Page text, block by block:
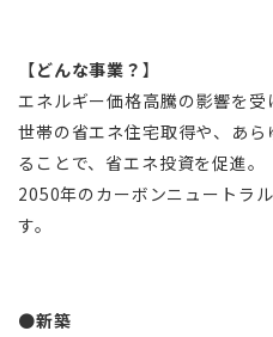
【どんな事業？ 】
エネルギー価格高騰の影響を
世帯の省エネ住宅取得や、あ
ることで、省エネ投資を促進。
2050年のカーボンニュートラ
す。
●新築